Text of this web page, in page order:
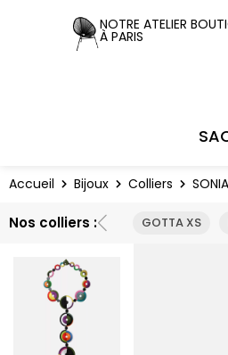
NOTRE ATELIER
À PARIS
Accueil Bijoux Colliers SONIA
Nos colliers : GOTTA XS
Panneau de gestion des